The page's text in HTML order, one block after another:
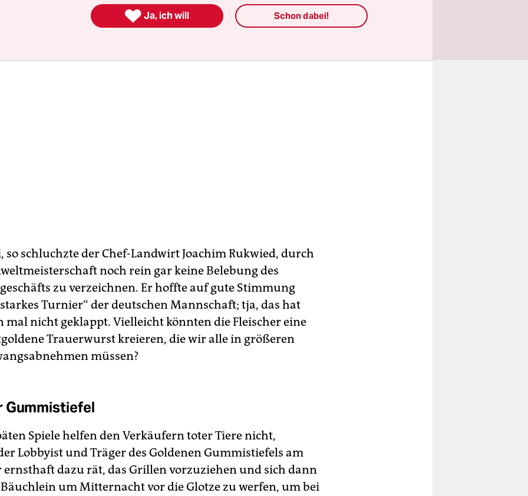
ruft Fußball-Fans zum Grillen auf!“
so schluchzte der Chef-Landwirt Joachim Rukwied, durch
noch rein gar keine Belebung des
zu verzeichnen. Er hoffte auf gute Stimmung
Turnier“ der deutschen Mannschaft; tja, das hat
mal nicht geklappt. Vielleicht könnten die Fleischer eine
Trauerwurst kreieren, die wir alle in größeren
müssen?
Gummistiefel
Spiele helfen den Verkäufern toter Tiere nicht,
Lobbyist und Träger des Goldenen Gummistiefels am
ernsthaft dazu rät, das Grillen vorzuziehen und sich dann
um Mitternacht vor die Glotze zu werfen, um bei
 Ja, ich will Schon dabei!